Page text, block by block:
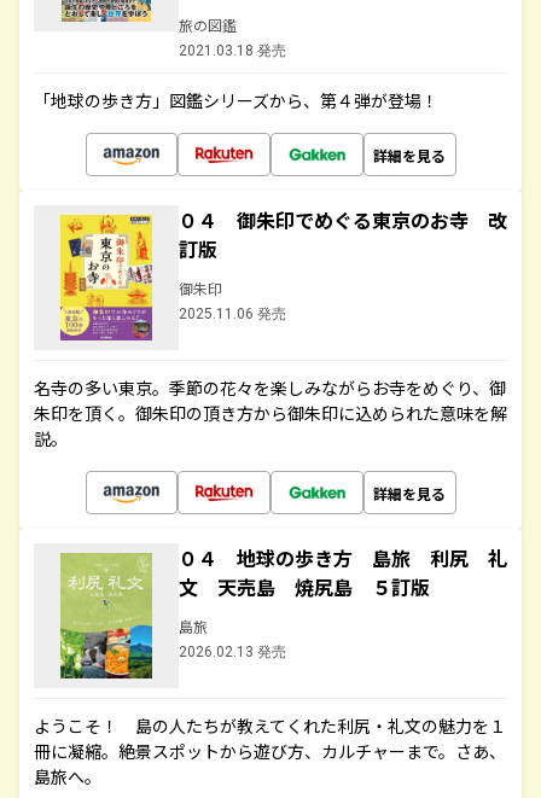
旅の図鑑
2021.03.18 発売
「地球の歩き方」図鑑シリーズから、第４弾が登場！
詳細を見る
０４ 御朱印でめぐる東京のお寺 改
訂版
御朱印
2025.11.06 発売
名寺の多い東京。季節の花々を楽しみながらお寺をめぐり、御
朱印を頂く。御朱印の頂き方から御朱印に込められた意味を解
説。
詳細を見る
０４ 地球の歩き方 島旅 利尻 礼
文 天売島 焼尻島 ５訂版
島旅
2026.02.13 発売
ようこそ！ 島の人たちが教えてくれた利尻・礼文の魅力を１
冊に凝縮。絶景スポットから遊び方、カルチャーまで。さあ、
島旅へ。